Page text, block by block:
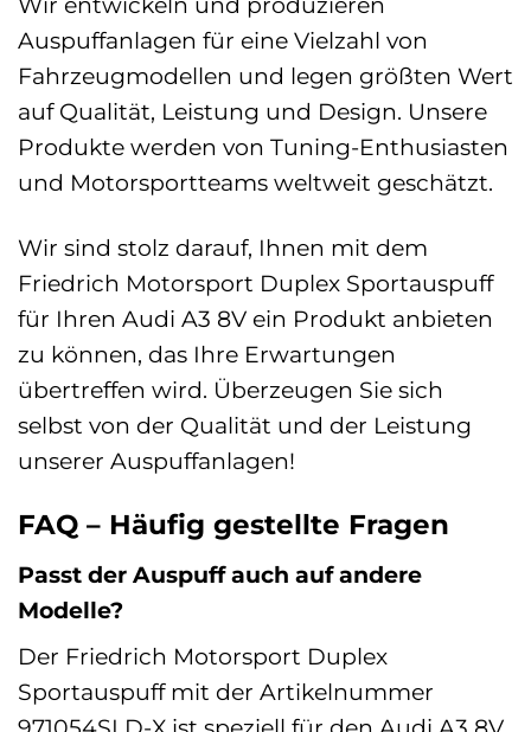
Auspuffanlagen für eine Vielzahl von
Fahrzeugmodellen und legen größten Wert
auf Qualität, Leistung und Design. Unsere
Produkte werden von Tuning-Enthusiasten
und Motorsportteams weltweit geschätzt.
Wir sind stolz darauf, Ihnen mit dem
Friedrich Motorsport Duplex Sportauspuff
für Ihren Audi A3 8V ein Produkt anbieten
zu können, das Ihre Erwartungen
übertreffen wird. Überzeugen Sie sich
selbst von der Qualität und der Leistung
unserer Auspuffanlagen!
FAQ – Häufig gestellte Fragen
Passt der Auspuff auch auf andere
Modelle?
Der Friedrich Motorsport Duplex
Sportauspuff mit der Artikelnummer